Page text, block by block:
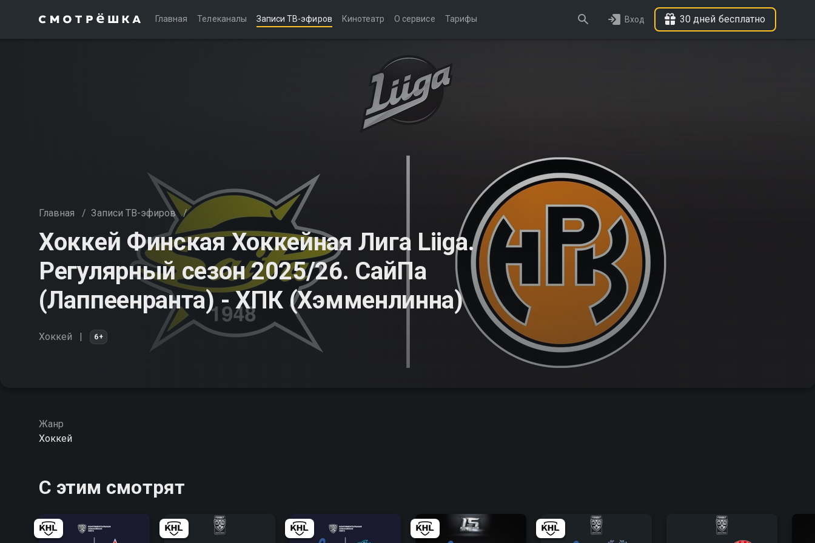
Главная Телеканалы Записи ТВ-эфиров Кинотеатр О сервисе Тарифы Вход 30 дней бесплатно
Главная / Записи ТВ-эфиров /
Хоккей Финская Хоккейная Лига Liiga.
Регулярный сезон 2025/26. СайПа
(Лаппеенранта) - ХПК (Хэмменлинна)
Хоккей 6+
Жанр
Хоккей
С этим смотрят